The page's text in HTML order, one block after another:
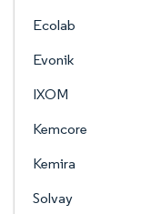
Ecolab
Evonik
IXOM
Kemcore
Kemira
Solvay